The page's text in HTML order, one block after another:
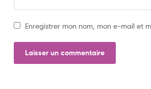
Enregistrer mon nom, mon e-mail et